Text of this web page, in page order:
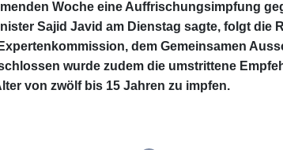
Woche eine Auffrischungsimpfung
Sajid Javid am Dienstag sagte, folgt die
dem Gemeinsamen
wurde zudem die umstrittene
von zwölf bis 15 Jahren zu impfen.